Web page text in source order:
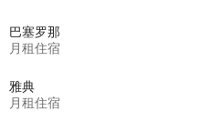
巴塞罗那
月租住宿
雅典
月租住宿